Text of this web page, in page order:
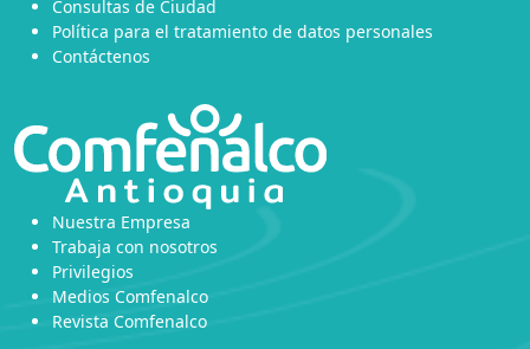
Consultas de Ciudad
Política para el tratamiento de datos personales
Contáctenos
Nuestra Empresa
Trabaja con nosotros
Privilegios
Medios Comfenalco
Revista Comfenalco